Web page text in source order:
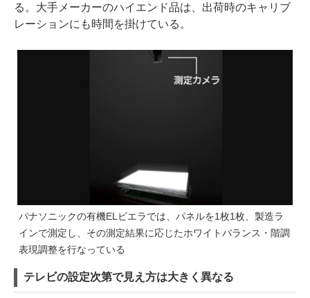
る。大手メーカーのハイエンド品は、出荷時のキャリブ
レーションにも時間を掛けている。
パナソニックの有機ELビエラでは、パネルを1枚1枚、製造ラ
インで測定し、その測定結果に応じたホワイトバランス・階調
表現調整を行なっている
テレビの設定次第で見え方は大きく異なる